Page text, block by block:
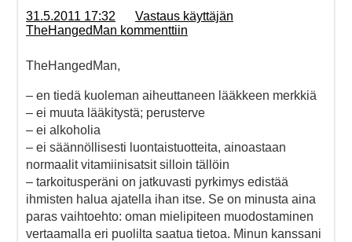
31.5.2011 17:32
Vastaus käyttäjän
TheHangedMan kommenttiin
TheHangedMan,
– en tiedä kuoleman aiheuttaneen lääkkeen merkkiä
– ei muuta lääkitystä; perusterve
– ei alkoholia
– ei säännöllisesti luontaistuotteita, ainoastaan
normaalit vitamiinisatsit silloin tällöin
– tarkoitusperäni on jatkuvasti pyrkimys edistää
ihmisten halua ajatella ihan itse. Se on minusta aina
paras vaihtoehto: oman mielipiteen muodostaminen
vertaamalla eri puolilta saatua tietoa. Minun kanssani